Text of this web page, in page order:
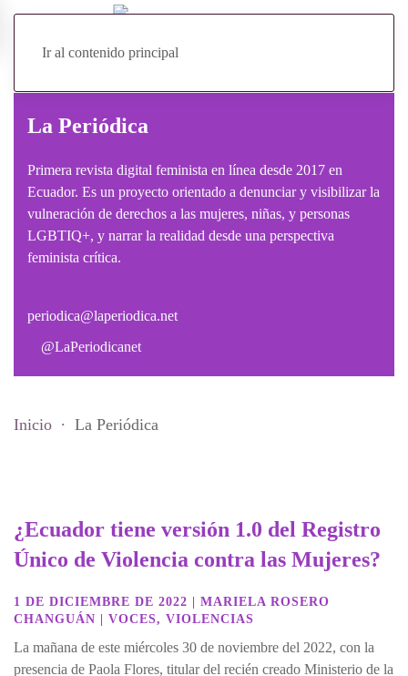
Ir al contenido principal
La Periódica
Primera revista digital feminista en línea desde 2017 en
Ecuador. Es un proyecto orientado a denunciar y visibilizar la
vulneración de derechos a las mujeres, niñas, y personas
LGBTIQ+, y narrar la realidad desde una perspectiva
feminista crítica.
periodica@laperiodica.net
@LaPeriodicanet
Inicio La Periódica
¿Ecuador tiene versión 1.0 del Registro
Único de Violencia contra las Mujeres?
1 DE DICIEMBRE DE 2022
MARIELA ROSERO
CHANGUÁN
VOCES, VIOLENCIAS
La mañana de este miércoles 30 de noviembre del 2022, con la
presencia de Paola Flores, titular del recién creado Ministerio de la